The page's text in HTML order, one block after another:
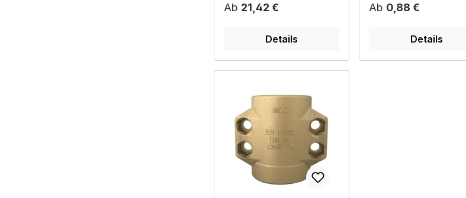
Regulärer Preis:
Ab 21,42 €
Details
Regulärer Preis:
Ab 0,88 €
Details